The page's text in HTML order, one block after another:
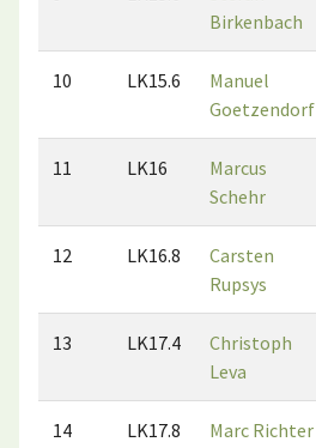
Birkenbach
10 LK15.6
Manuel
Goetzendorf
11 LK16
Marcus
Schehr
12 LK16.8
Carsten
Rupsys
13 LK17.4
Christoph
Leva
14 LK17.8 Marc Richter